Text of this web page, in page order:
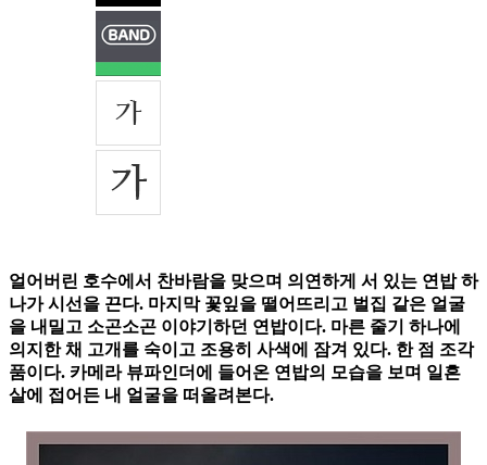
얼어버린 호수에서 찬바람을 맞으며 의연하게 서 있는 연밥 하
나가 시선을 끈다. 마지막 꽃잎을 떨어뜨리고 벌집 같은 얼굴
을 내밀고 소곤소곤 이야기하던 연밥이다. 마른 줄기 하나에
의지한 채 고개를 숙이고 조용히 사색에 잠겨 있다. 한 점 조각
품이다. 카메라 뷰파인더에 들어온 연밥의 모습을 보며 일흔
살에 접어든 내 얼굴을 떠올려본다.